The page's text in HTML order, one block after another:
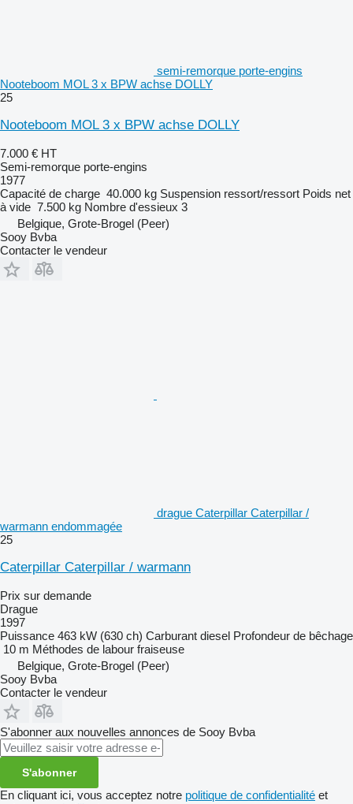
semi-remorque porte-engins
Nooteboom MOL 3 x BPW achse DOLLY
25
Nooteboom MOL 3 x BPW achse DOLLY
7.000 € HT
Semi-remorque porte-engins
1977
Capacité de charge 40.000 kg Suspension ressort/ressort Poids net
à vide 7.500 kg Nombre d'essieux 3
Belgique, Grote-Brogel (Peer)
Sooy Bvba
Contacter le vendeur
drague Caterpillar Caterpillar /
warmann endommagée
25
Caterpillar Caterpillar / warmann
Prix sur demande
Drague
1997
Puissance 463 kW (630 ch) Carburant diesel Profondeur de bêchage
10 m Méthodes de labour fraiseuse
Belgique, Grote-Brogel (Peer)
Sooy Bvba
Contacter le vendeur
S'abonner aux nouvelles annonces de Sooy Bvba
S'abonner
En cliquant ici, vous acceptez notre politique de confidentialité et